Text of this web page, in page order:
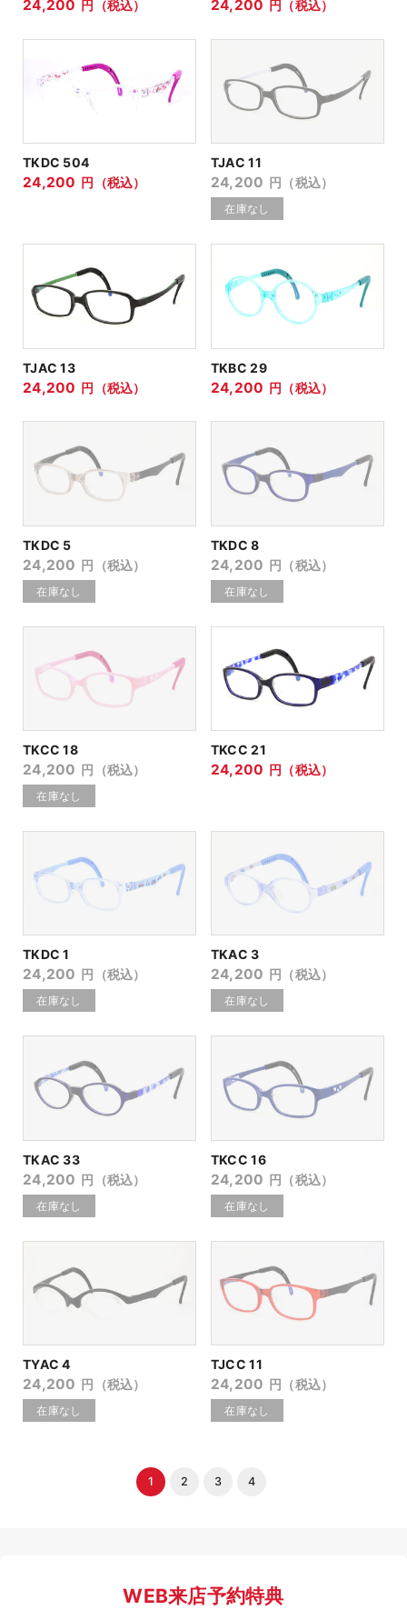
24,200 円（税込） 24,200 円（税込）
TKDC 504
24,200 円（税込）
TJAC 11
24,200 円（税込）
TJAC 13
24,200 円（税込）
TKBC 29
24,200 円（税込）
TKDC 5
24,200 円（税込）
TKDC 8
24,200 円（税込）
TKCC 18
24,200 円（税込）
TKCC 21
24,200 円（税込）
TKDC 1
24,200 円（税込）
TKAC 3
24,200 円（税込）
TKAC 33
24,200 円（税込）
TKCC 16
24,200 円（税込）
TYAC 4
24,200 円（税込）
TJCC 11
24,200 円（税込）
1 2 3 4
WEB来店予約特典